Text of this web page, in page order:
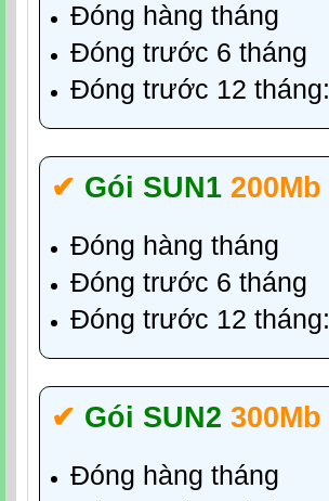
Đóng hàng tháng
Đóng trước 6 tháng
Đóng trước 12 tháng:
✔‎ Gói SUN1 200Mb
Đóng hàng tháng
Đóng trước 6 tháng
Đóng trước 12 tháng:
✔‎ Gói SUN2 300Mb
Đóng hàng tháng